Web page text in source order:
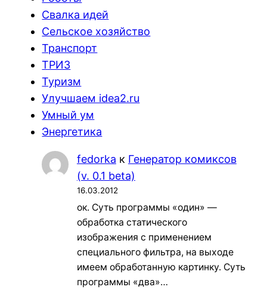
Свалка идей
Сельское хозяйство
Транспорт
ТРИЗ
Туризм
Улучшаем idea2.ru
Умный ум
Энергетика
fedorka к Генератор комиксов
(v. 0.1 beta)
16.03.2012
ок. Суть программы «один» —
обработка статического
изображения с применением
специального фильтра, на выходе
имеем обработанную картинку. Суть
программы «два»…